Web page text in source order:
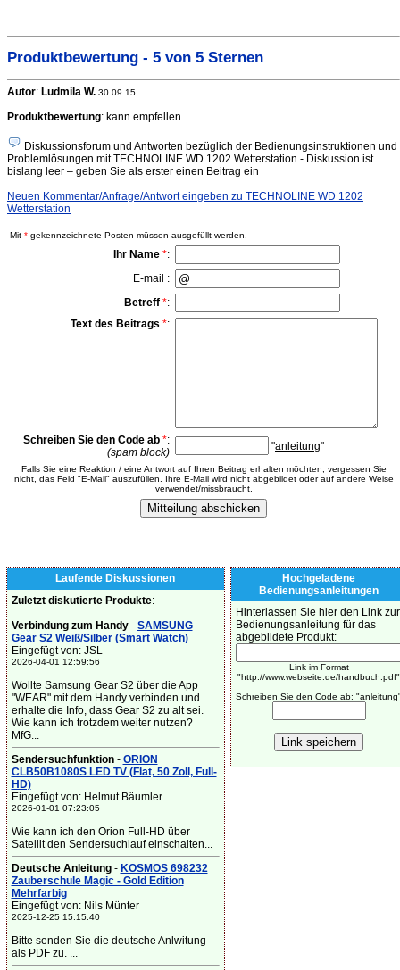
Produktbewertung - 5 von 5 Sternen
Autor: Ludmila W. 30.09.15
Produktbewertung: kann empfellen
Diskussionsforum und Antworten bezüglich der Bedienungsinstruktionen und
Problemlösungen mit TECHNOLINE WD 1202 Wetterstation - Diskussion ist
bislang leer – geben Sie als erster einen Beitrag ein
Neuen Kommentar/Anfrage/Antwort eingeben zu TECHNOLINE WD 1202
Wetterstation
Mit * gekennzeichnete Posten müssen ausgefüllt werden.
Ihr Name *:
E-mail :
Betreff *:
Text des Beitrags *:
Schreiben Sie den Code ab *:
(spam block)
"anleitung"
Falls Sie eine Reaktion / eine Antwort auf Ihren Beitrag erhalten möchten, vergessen Sie
nicht, das Feld "E-Mail" auszufüllen. Ihre E-Mail wird nicht abgebildet oder auf andere Weise
verwendet/missbraucht.
Laufende Diskussionen
Zuletzt diskutierte Produkte:
Verbindung zum Handy- SAMSUNG
Gear S2 Weiß/Silber (Smart Watch)
Eingefügt von: JSL
2026-04-01 12:59:56
Wollte Samsung Gear S2 über die App
"WEAR" mit dem Handy verbinden und
erhalte die Info, dass Gear S2 zu alt sei.
Wie kann ich trotzdem weiter nutzen?
MfG...
Sendersuchfunktion- ORION
CLB50B1080S LED TV (Flat, 50 Zoll, Full-
HD)
Eingefügt von: Helmut Bäumler
2026-01-01 07:23:05
Wie kann ich den Orion Full-HD über
Satellit den Sendersuchlauf einschalten...
Deutsche Anleitung- KOSMOS 698232
Zauberschule Magic - Gold Edition
Mehrfarbig
Eingefügt von: Nils Münter
2025-12-25 15:15:40
Bitte senden Sie die deutsche Anlwitung
als PDF zu. ...
Hochgeladene
Bedienungsanleitungen
Hinterlassen Sie hier den Link zur
Bedienungsanleitung für das
abgebildete Produkt:
Link im Format
"http://www.webseite.de/handbuch.pdf"
Schreiben Sie den Code ab: